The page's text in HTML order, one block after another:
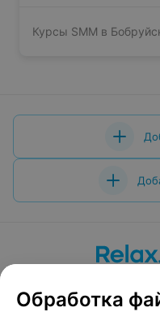
Курсы SMM в
Вакансии
Обработка